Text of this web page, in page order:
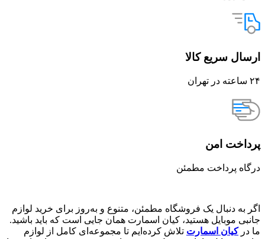
ارسال سریع کالا
۲۴ ساعته در تهران
پرداخت امن
درگاه پرداخت مطمئن
اگر به دنبال یک فروشگاه مطمئن، متنوع و به‌روز برای خرید لوازم
جانبی موبایل هستید، کیان اسمارت همان جایی است که باید باشید.
ما درکیان اسمارت تلاش کرده‌ایم تا مجموعه‌ای کامل از لوازم